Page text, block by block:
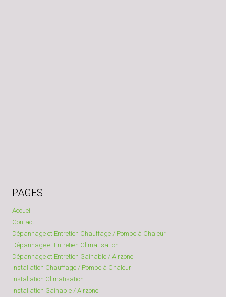
PAGES
Accueil
Contact
Dépannage et Entretien Chauffage / Pompe à Chaleur
Dépannage et Entretien Climatisation
Dépannage et Entretien Gainable / Airzone
Installation Chauffage / Pompe à Chaleur
Installation Climatisation
Installation Gainable / Airzone